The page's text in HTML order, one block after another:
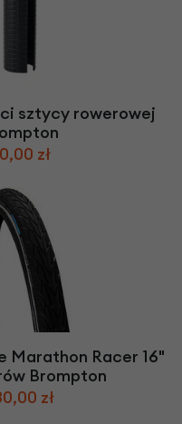
sztycy rowerowej
zł
Marathon Racer 16"
Brompton
zł